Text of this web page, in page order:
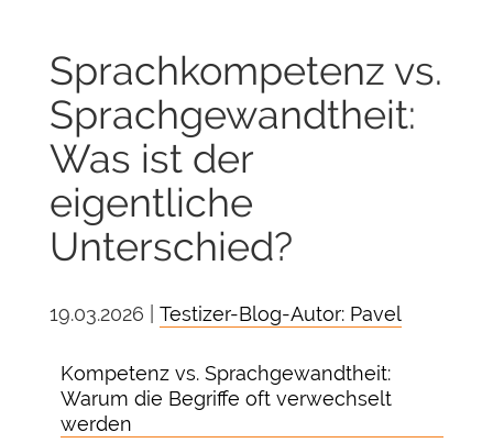
Sprachkompetenz vs.
Sprachgewandtheit:
Was ist der
eigentliche
Unterschied?
19.03.2026 | Testizer-Blog-Autor: Pavel
Kompetenz vs. Sprachgewandtheit:
Warum die Begriffe oft verwechselt
werden